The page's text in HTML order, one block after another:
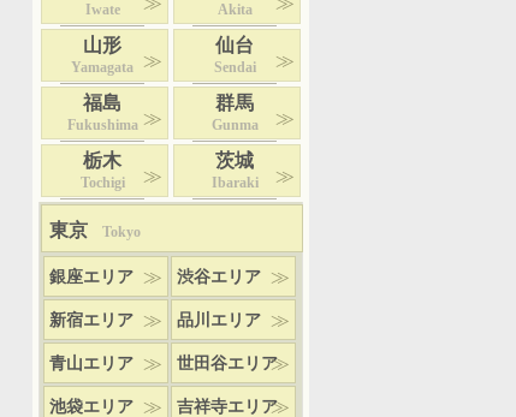
Iwate Akita
山形
Yamagata
仙台
Sendai
福島
Fukushima
群馬
Gunma
栃木
Tochigi
茨城
Ibaraki
東京 Tokyo
銀座エリア 渋谷エリア
新宿エリア 品川エリア
青山エリア 世田谷エリア
池袋エリア 吉祥寺エリア